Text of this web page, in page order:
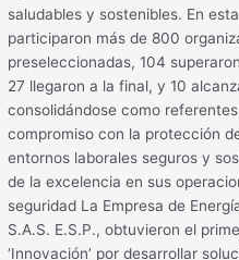
saludables y sostenibles. En
participaron más de 800
preseleccionadas, 104
27 llegaron a la final, y 10
consolidándose como
compromiso con la protección
entornos laborales seguros y
de la excelencia en sus
seguridad La Empresa de
S.A.S. E.S.P., obtuvieron el
‘Innovación’ por desarrollar